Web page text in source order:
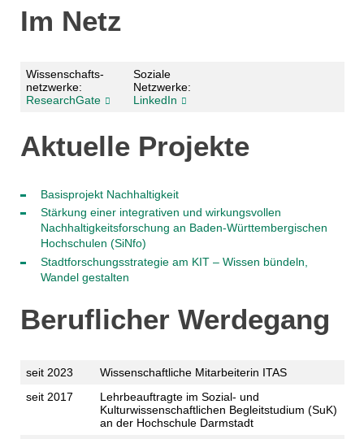
Im Netz
Wissenschafts­­
netzwerke:
ResearchGate
Soziale
Netzwerke:
LinkedIn
Aktuelle Projekte
Basisprojekt Nachhaltigkeit
Stärkung einer integrativen und wirkungsvollen
Nachhaltigkeitsforschung an Baden-Württembergischen
Hochschulen (SiNfo)
Stadtforschungsstrategie am KIT – Wissen bündeln,
Wandel gestalten
Beruflicher Werdegang
seit 2023
Wissenschaftliche Mitarbeiterin ITAS
seit 2017
Lehrbeauftragte im Sozial- und
Kulturwissenschaftlichen Begleitstudium (SuK)
an der Hochschule Darmstadt